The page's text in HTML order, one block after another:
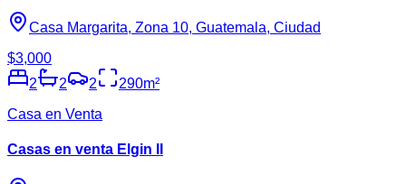
Casa Margarita, Zona 10, Guatemala, Ciudad
$3,000
2
2 2 290m²
Casa en Venta
Casas en venta Elgin II